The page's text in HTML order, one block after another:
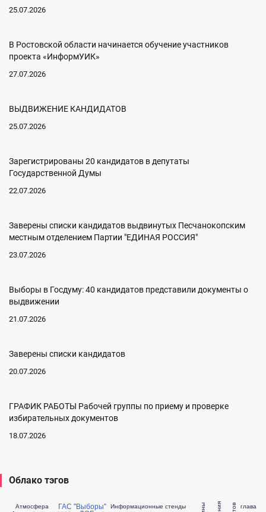
25.07.2026
В Ростовской области начинается обучение участников
проекта «ИнформУИК»
27.07.2026
ВЫДВИЖЕНИЕ КАНДИДАТОВ
25.07.2026
Зарегистрированы 20 кандидатов в депутаты
Государственной Думы
22.07.2026
Заверены списки кандидатов выдвинутых Песчанокопским
местным отделением Партии "ЕДИНАЯ РОССИЯ"
23.07.2026
Выборы в Госдуму: 40 кандидатов представили документы о
выдвижении
21.07.2026
Заверены списки кандидатов
20.07.2026
ГРАФИК РАБОТЫ Рабочей группы по приему и проверке
избирательных документов
18.07.2026
Облако тэгов
Атмосфера
ГАС "Выборы" Информационные стенды глава